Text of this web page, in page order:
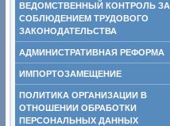
ВЕДОМСТВЕННЫЙ КОНТРОЛЬ ЗА
СОБЛЮДЕНИЕМ ТРУДОВОГО
ЗАКОНОДАТЕЛЬСТВА
АДМИНИСТРАТИВНАЯ РЕФОРМА
ИМПОРТОЗАМЕЩЕНИЕ
ПОЛИТИКА ОРГАНИЗАЦИИ В
ОТНОШЕНИИ ОБРАБОТКИ
ПЕРСОНАЛЬНЫХ ДАННЫХ